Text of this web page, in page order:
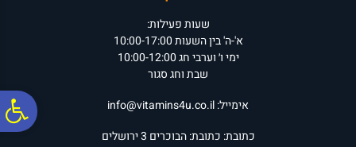
שעות פעילות:
א'-ה' בין השעות 10:00-17:00
ימי ו׳ וערבי חג 10:00-12:00
שבת וחג סגור
אימייל:info@vitamins4u.co.il
כתובת: כתובת: הבוכרים 3 ירושלים